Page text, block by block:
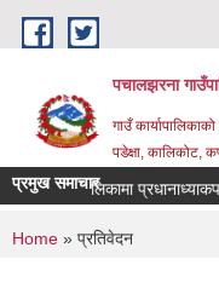
Skip to main content
पचालझरना
गाउँ
पडेक्षा, कालिकोट,
प्रमुख समाचार
गाउँपालिकामा
You are here
Home » प्रतिवेदन